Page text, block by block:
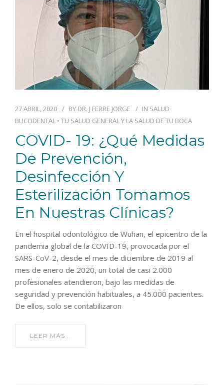
27 ABRIL, 2020 BY DR. J FERRE JORGE IN SALUD
BUCODENTAL • TU SALUD GENERAL Y LA SALUD DE TU BOCA
COVID- 19: ¿Qué Medidas
De Prevención,
Desinfección Y
Esterilización Tomamos
En Nuestras Clínicas?
En el hospital odontológico de Wuhan, el epicentro de la
pandemia global de la COVID-19, provocada por el
SARS-CoV-2, desde el mes de diciembre de 2019 al
mes de enero de 2020, un total de casi 2.000
profesionales atendieron, bajo las medidas de
seguridad y prevención habituales, a 45.000 pacientes.
De ellos, solo se contabilizaron
LEER MÁS...